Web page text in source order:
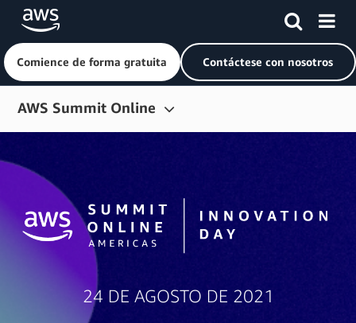
Saltar al contenido principal
Comience de forma gratuita Contáctese con nosotros
AWS Summit Online
Recursos
Regístrese para ver bajo demanda
24 DE AGOSTO DE 2021